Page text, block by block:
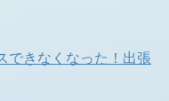
できなくなった！出張